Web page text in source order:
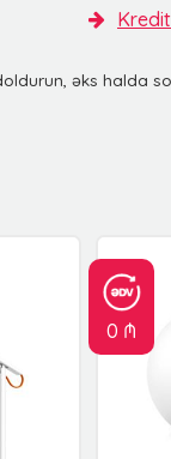
əks halda
0 ₼